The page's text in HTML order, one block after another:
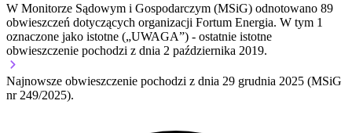
W Monitorze Sądowym i Gospodarczym (MSiG) odnotowano 89
obwieszczeń dotyczących organizacji Fortum Energia. W tym 1
oznaczone jako istotne („UWAGA”) - ostatnie istotne
obwieszczenie pochodzi z dnia 2 października 2019.
Najnowsze obwieszczenie pochodzi z dnia 29 grudnia 2025 (MSiG
nr 249/2025).